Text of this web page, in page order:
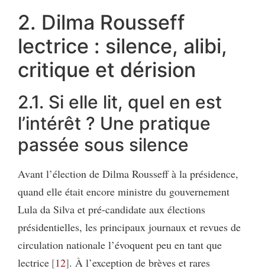
2. Dilma Rousseff
lectrice : silence, alibi,
critique et dérision
2.1. Si elle lit, quel en est
l’intérêt ? Une pratique
passée sous silence
Avant l’élection de Dilma Rousseff à la présidence,
quand elle était encore ministre du gouvernement
Lula da Silva et pré-candidate aux élections
présidentielles, les principaux journaux et revues de
circulation nationale l’évoquent peu en tant que
lectrice 12 . À l’exception de brèves et rares